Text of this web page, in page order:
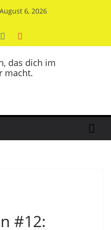
6, 2026
das dich im
macht.
#12: